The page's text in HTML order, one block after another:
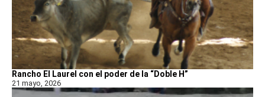
Rancho El Laurel con el poder de la “Doble H”
21 mayo, 2026